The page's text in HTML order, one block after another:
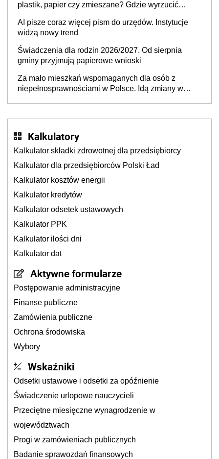
plastik, papier czy zmieszane? Gdzie wyrzucić
AI pisze coraz więcej pism do urzędów. Instytucje
widzą nowy trend
Świadczenia dla rodzin 2026/2027. Od sierpnia
gminy przyjmują papierowe wnioski
Za mało mieszkań wspomaganych dla osób z
niepełnosprawnościami w Polsce. Idą zmiany w
Kalkulatory
Kalkulator składki zdrowotnej dla przedsiębiorcy
Kalkulator dla przedsiębiorców Polski Ład
Kalkulator kosztów energii
Kalkulator kredytów
Kalkulator odsetek ustawowych
Kalkulator PPK
Kalkulator ilości dni
Kalkulator dat
Aktywne formularze
Postępowanie administracyjne
Finanse publiczne
Zamówienia publiczne
Ochrona środowiska
Wybory
Wskaźniki
Odsetki ustawowe i odsetki za opóźnienie
Świadczenie urlopowe nauczycieli
Przeciętne miesięczne wynagrodzenie w
województwach
Progi w zamówieniach publicznych
Badanie sprawozdań finansowych